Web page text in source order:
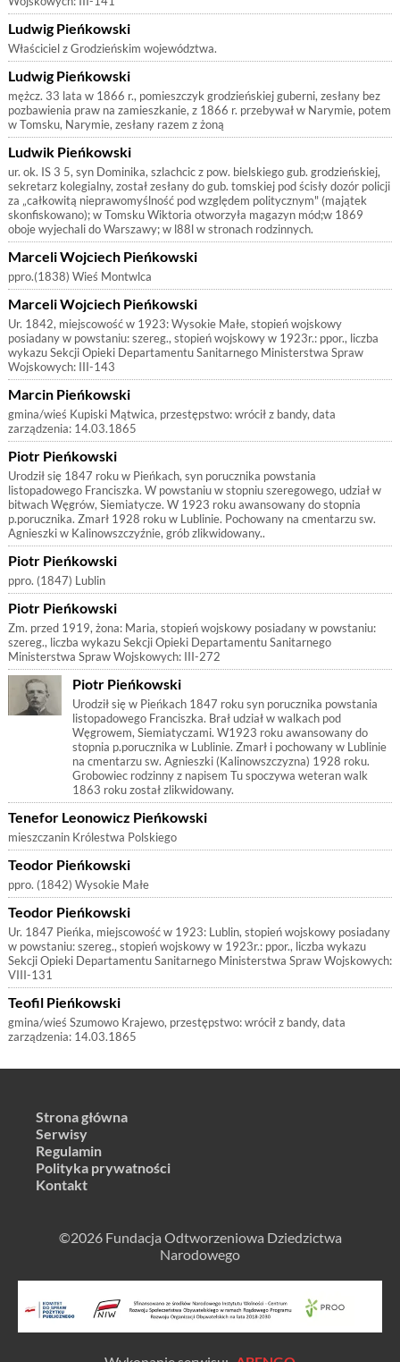
Ludwig Pieńkowski
Właściciel z Grodzieńskim województwa.
Ludwig Pieńkowski
mężcz. 33 lata w 1866 r., pomieszczyk grodzieńskiej guberni, zesłany bez
pozbawienia praw na zamieszkanie, z 1866 r. przebywał w Narymie, potem
w Tomsku, Narymie, zesłany razem z żoną
Ludwik Pieńkowski
ur. ok. IS 3 5, syn Dominika, szlachcic z pow. bielskiego gub. grodzieńskiej,
sekretarz kolegialny, został zesłany do gub. tomskiej pod ścisły dozór policji
za „całkowitą nieprawomyślność pod względem politycznym" (majątek
skonfiskowano); w Tomsku Wiktoria otworzyła magazyn mód;w 1869
oboje wyjechali do Warszawy; w l88l w stronach rodzinnych.
Marceli Wojciech Pieńkowski
ppro.(1838) Wieś Montwlca
Marceli Wojciech Pieńkowski
Ur. 1842, miejscowość w 1923: Wysokie Małe, stopień wojskowy
posiadany w powstaniu: szereg., stopień wojskowy w 1923r.: ppor., liczba
wykazu Sekcji Opieki Departamentu Sanitarnego Ministerstwa Spraw
Wojskowych: III-143
Marcin Pieńkowski
gmina/wieś Kupiski Mątwica, przestępstwo: wrócił z bandy, data
zarządzenia: 14.03.1865
Piotr Pieńkowski
Urodził się 1847 roku w Pieńkach, syn porucznika powstania
listopadowego Franciszka. W powstaniu w stopniu szeregowego, udział w
bitwach Węgrów, Siemiatycze. W 1923 roku awansowany do stopnia
p.porucznika. Zmarł 1928 roku w Lublinie. Pochowany na cmentarzu sw.
Agnieszki w Kalinowszczyźnie, grób zlikwidowany..
Piotr Pieńkowski
ppro. (1847) Lublin
Piotr Pieńkowski
Zm. przed 1919, żona: Maria, stopień wojskowy posiadany w powstaniu:
szereg., liczba wykazu Sekcji Opieki Departamentu Sanitarnego
Ministerstwa Spraw Wojskowych: III-272
Piotr Pieńkowski
Urodził się w Pieńkach 1847 roku syn porucznika powstania
listopadowego Franciszka. Brał udział w walkach pod
Węgrowem, Siemiatyczami. W1923 roku awansowany do
stopnia p.porucznika w Lublinie. Zmarł i pochowany w Lublinie
na cmentarzu sw. Agnieszki (Kalinowszczyzna) 1928 roku.
Grobowiec rodzinny z napisem Tu spoczywa weteran walk
1863 roku został zlikwidowany.
Tenefor Leonowicz Pieńkowski
mieszczanin Królestwa Polskiego
Teodor Pieńkowski
ppro. (1842) Wysokie Małe
Teodor Pieńkowski
Ur. 1847 Pieńka, miejscowość w 1923: Lublin, stopień wojskowy posiadany
w powstaniu: szereg., stopień wojskowy w 1923r.: ppor., liczba wykazu
Sekcji Opieki Departamentu Sanitarnego Ministerstwa Spraw Wojskowych:
VIII-131
Teofil Pieńkowski
gmina/wieś Szumowo Krajewo, przestępstwo: wrócił z bandy, data
zarządzenia: 14.03.1865
Strona główna
Serwisy
Regulamin
Polityka prywatności
Kontakt
©2026 Fundacja Odtworzeniowa Dziedzictwa
Narodowego